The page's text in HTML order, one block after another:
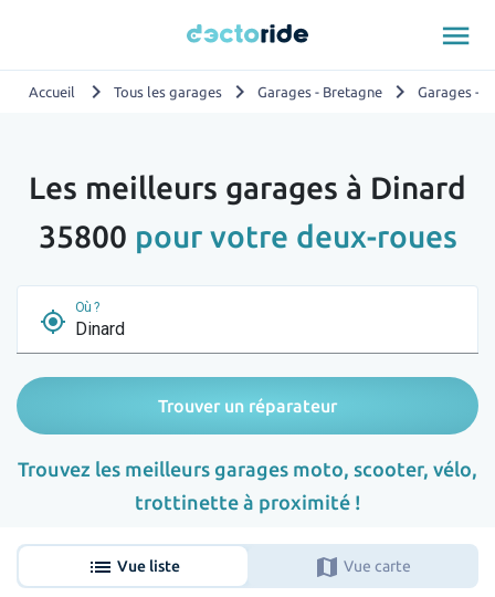
menu
Accueil chevron_right Tous les garages chevron_right Garages - Bretagne chevron_right Garages -
Les meilleurs garages à Dinard
35800 pour votre deux-roues
my_location
Où ?
Trouver un réparateur
Trouvez les meilleurs garages moto, scooter, vélo,
trottinette à proximité !
list Vue liste map Vue carte